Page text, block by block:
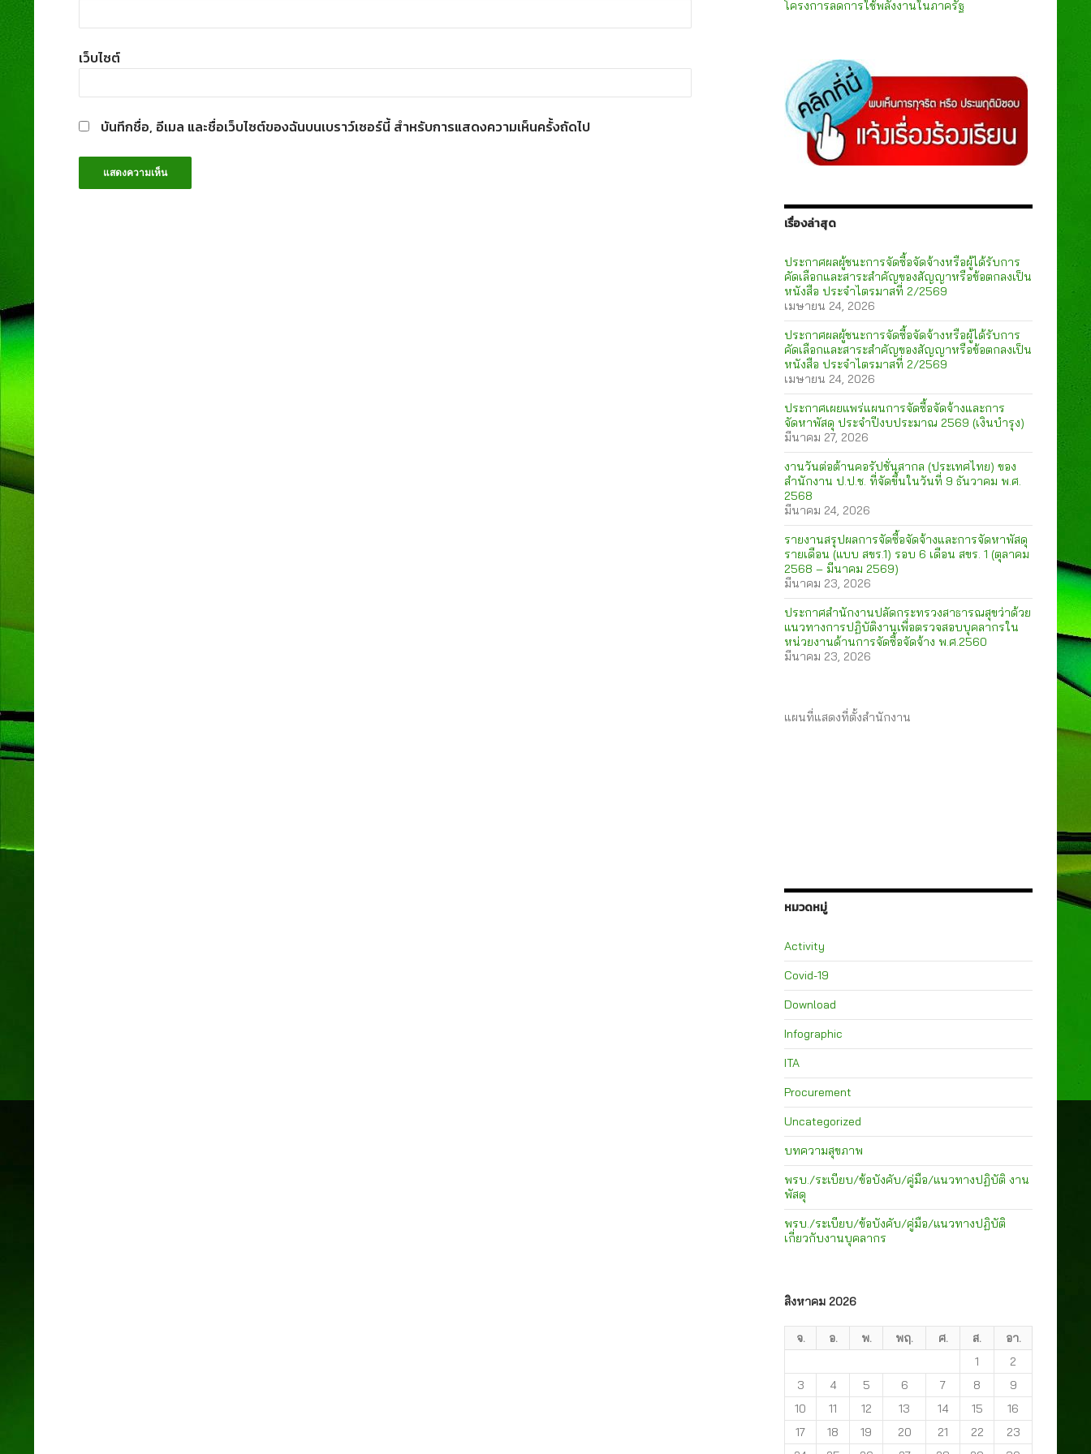
เว็บไซต์
บันทึกชื่อ, อีเมล และชื่อเว็บไซต์ของฉันบนเบราว์เซอร์นี้ สำหรับการแสดงความเห็นครั้งถัดไป
โครงการลดการใช้พลังงานในภาครัฐ
เรื่องล่าสุด
ประกาศผลผู้ชนะการจัดซื้อจัดจ้างหรือผู้ได้รับการ
คัดเลือกและสาระสำคัญของสัญญาหรือข้อตกลงเป็น
หนังสือ ประจำไตรมาสที่ 2/2569
เมษายน 24, 2026
ประกาศผลผู้ชนะการจัดซื้อจัดจ้างหรือผู้ได้รับการ
คัดเลือกและสาระสำคัญของสัญญาหรือข้อตกลงเป็น
หนังสือ ประจำไตรมาสที่ 2/2569
เมษายน 24, 2026
ประกาศเผยแพร่แผนการจัดซื้อจัดจ้างและการ
จัดหาพัสดุ ประจำปีงบประมาณ 2569 (เงินบำรุง)
มีนาคม 27, 2026
งานวันต่อต้านคอรัปชั่นสากล (ประเทศไทย) ของ
สำนักงาน ป.ป.ช. ที่จัดขึ้นในวันที่ 9 ธันวาคม พ.ศ.
2568
มีนาคม 24, 2026
รายงานสรุปผลการจัดซื้อจัดจ้างและการจัดหาพัสดุ
รายเดือน (แบบ สขร.1) รอบ 6 เดือน สขร. 1 (ตุลาคม
2568 – มีนาคม 2569)
มีนาคม 23, 2026
ประกาศสำนักงานปลัดกระทรวงสาธารณสุขว่าด้วย
แนวทางการปฏิบัติงานเพื่อตรวจสอบบุคลากรใน
หน่วยงานด้านการจัดซื้อจัดจ้าง พ.ศ.2560
มีนาคม 23, 2026
แผนที่แสดงที่ตั้งสำนักงาน
หมวดหมู่
Activity
Covid-19
Download
Infographic
ITA
Procurement
Uncategorized
บทความสุขภาพ
พรบ./ระเบียบ/ข้อบังคับ/คู่มือ/แนวทางปฏิบัติ งาน
พัสดุ
พรบ./ระเบียบ/ข้อบังคับ/คู่มือ/แนวทางปฏิบัติ
เกี่ยวกับงานบุคลากร
สิงหาคม 2026
จ. อ. พ. พฤ. ศ. ส.
อา.
1
2
3
4 5 6 7 8
9
10
11 12 13 14 15
16
17
18 19 20 21 22
23